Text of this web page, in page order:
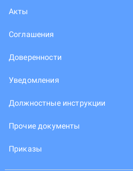
Акты
Соглашения
Доверенности
Уведомления
Должностные инструкции
Прочие документы
Приказы